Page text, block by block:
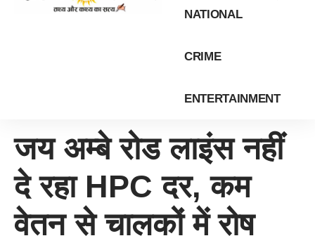
NATIONAL
CRIME
ENTERTAINMENT
जय अम्बे रोड लाइंस नहीं
दे रहा HPC दर, कम
वेतन से चालकों में रोष